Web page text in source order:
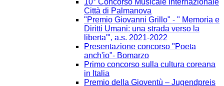
10° Concorso Musicale Internazionale
Città di Palmanova
"Premio Giovanni Grillo" - " Memoria e
Diritti Umani: una strada verso la
liberta'", a.s. 2021-2022
Presentazione concorso "Poeta
anch'io"- Bomarzo
Primo concorso sulla cultura coreana
in Italia
Premio della Gioventù – Jugendpreis